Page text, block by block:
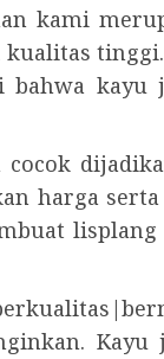
kami
tinggi.
bahwa
cocok
harga
Kayu